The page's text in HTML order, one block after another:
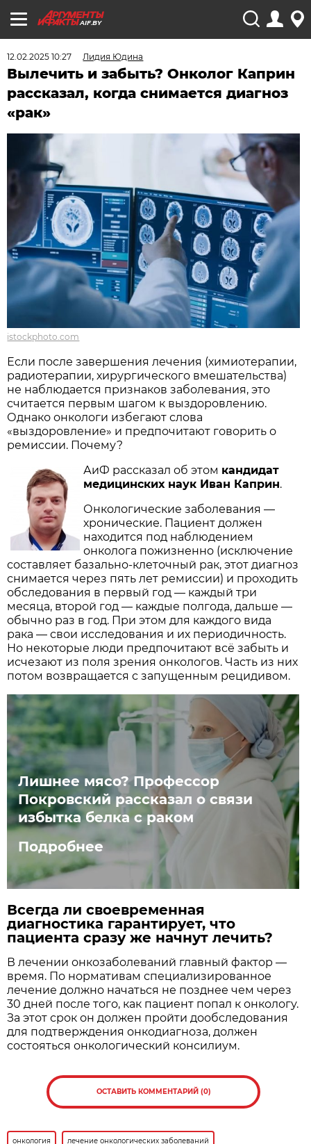
AIF.BY
12.02.2025 10:27 Лидия Юдина
Вылечить и забыть? Онколог Каприн
рассказал, когда снимается диагноз
«рак»
istockphoto.com
Если после завершения лечения (химиотерапии,
радиотерапии, хирургического вмешательства)
не наблюдается признаков заболевания, это
считается первым шагом к выздоровлению.
Однако онкологи избегают слова
«выздоровление» и предпочитают говорить о
ремиссии. Почему?
АиФ рассказал об этом кандидат
медицинских наук Иван Каприн.
Онкологические заболевания —
хронические. Пациент должен
находится под наблюдением
онколога пожизненно (исключение
составляет базально-клеточный рак, этот диагноз
снимается через пять лет ремиссии) и проходить
обследования в первый год — каждый три
месяца, второй год — каждые полгода, дальше —
обычно раз в год. При этом для каждого вида
рака — свои исследования и их периодичность.
Но некоторые люди предпочитают всё забыть и
исчезают из поля зрения онкологов. Часть из них
потом возвращается с запущенным рецидивом.
Лишнее мясо? Профессор
Покровский рассказал о связи
избытка белка с раком
Подробнее
Всегда ли своевременная
диагностика гарантирует, что
пациента сразу же начнут лечить?
В лечении онкозаболеваний главный фактор —
время. По нормативам специализированное
лечение должно начаться не позднее чем через
30 дней после того, как пациент попал к онкологу.
За этот срок он должен пройти дообследования
для подтверждения онкодиагноза, должен
состояться онкологический консилиум.
ОСТАВИТЬ КОММЕНТАРИЙ (0)
онкология лечение онкологических заболеваний